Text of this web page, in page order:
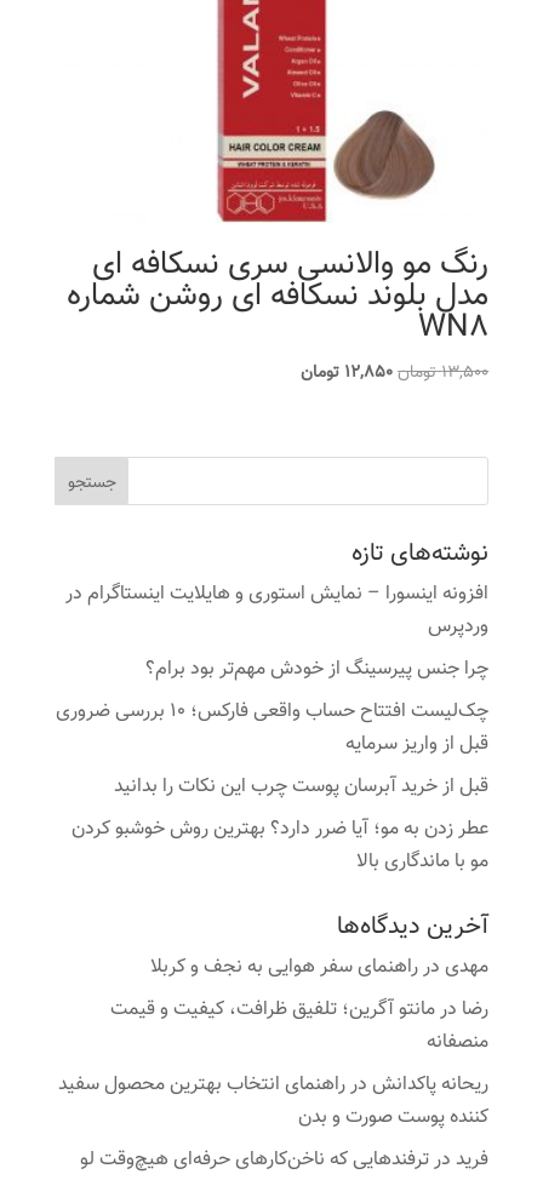
رنگ مو والانسی سری نسکافه ای
مدل بلوند نسکافه ای روشن شماره
WN8
13,500تومانقیمت
بود.
12,850 تومانقیمت
است.
نوشته‌های تازه
افزونه اینسورا – نمایش استوری و هایلایت اینستاگرام در
وردپرس
چرا جنس پیرسینگ از خودش مهم‌تر بود برام؟
چک‌لیست افتتاح حساب واقعی فارکس؛ ۱۰ بررسی ضروری
قبل از واریز سرمایه
قبل از خرید آبرسان پوست چرب این نکات را بدانید
عطر زدن به مو؛ آیا ضرر دارد؟ بهترین روش خوشبو کردن
مو با ماندگاری بالا
آخرین دیدگاه‌ها
مهدیدرراهنمای سفر هوایی به نجف و کربلا
رضا درمانتو آگرین؛ تلفیق ظرافت، کیفیت و قیمت
منصفانه
ریحانه پاکدانشدرراهنمای انتخاب بهترین محصول سفید
کننده پوست صورت و بدن
فریددرترفندهایی که ناخن‌کارهای حرفه‌ای هیچ‌وقت لو